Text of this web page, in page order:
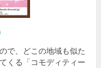
で、どこの地域も似た
くる「コモディティー